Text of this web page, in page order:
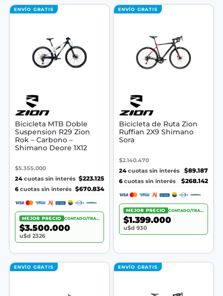
ENVÍO GRATIS
Bicicleta MTB Doble
Suspension R29 Zion
Rok – Carbono –
Shimano Deore 1X12
$5.355.000
24 cuotas sin interés $223.125
6 cuotas sin interés $670.834
MEJOR PRECIO CONTADO/TRANSF.
$3.500.000
u$d 2326
ENVÍO GRATIS
Bicicleta de Ruta Zion
Ruffian 2X9 Shimano
Sora
$2.140.470
24 cuotas sin interés
$89.187
6 cuotas sin interés $268.142
MEJOR PRECIO CONTADO/TRANSF.
$1.399.000
u$d 930
ENVÍO GRATIS ENVÍO GRATIS